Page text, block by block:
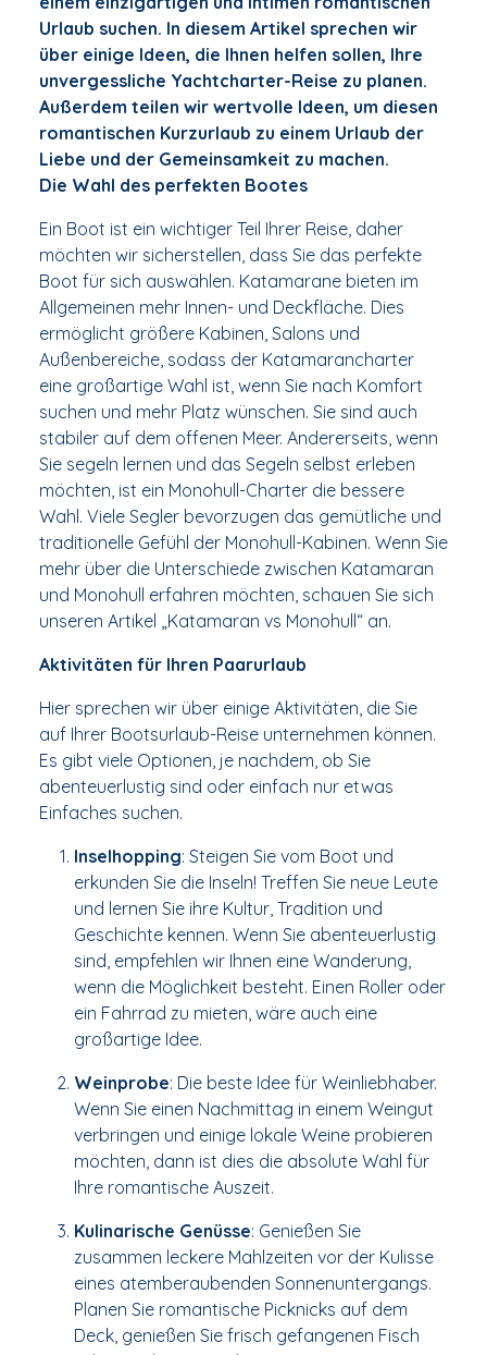
Urlaub suchen. In diesem Artikel sprechen wir
über einige Ideen, die Ihnen helfen sollen, Ihre
unvergessliche Yachtcharter-Reise zu planen.
Außerdem teilen wir wertvolle Ideen, um diesen
romantischen Kurzurlaub zu einem Urlaub der
Liebe und der Gemeinsamkeit zu machen.
Die Wahl des perfekten Bootes
Ein Boot ist ein wichtiger Teil Ihrer Reise, daher
möchten wir sicherstellen, dass Sie das perfekte
Boot für sich auswählen. Katamarane bieten im
Allgemeinen mehr Innen- und Deckfläche. Dies
ermöglicht größere Kabinen, Salons und
Außenbereiche, sodass der Katamarancharter
eine großartige Wahl ist, wenn Sie nach Komfort
suchen und mehr Platz wünschen. Sie sind auch
stabiler auf dem offenen Meer. Andererseits, wenn
Sie segeln lernen und das Segeln selbst erleben
möchten, ist ein Monohull-Charter die bessere
Wahl. Viele Segler bevorzugen das gemütliche und
traditionelle Gefühl der Monohull-Kabinen. Wenn Sie
mehr über die Unterschiede zwischen Katamaran
und Monohull erfahren möchten, schauen Sie sich
unseren Artikel „Katamaran vs Monohull“ an.
Aktivitäten für Ihren Paarurlaub
Hier sprechen wir über einige Aktivitäten, die Sie
auf Ihrer Bootsurlaub-Reise unternehmen können.
Es gibt viele Optionen, je nachdem, ob Sie
abenteuerlustig sind oder einfach nur etwas
Einfaches suchen.
Inselhopping: Steigen Sie vom Boot und
erkunden Sie die Inseln! Treffen Sie neue Leute
und lernen Sie ihre Kultur, Tradition und
Geschichte kennen. Wenn Sie abenteuerlustig
sind, empfehlen wir Ihnen eine Wanderung,
wenn die Möglichkeit besteht. Einen Roller oder
ein Fahrrad zu mieten, wäre auch eine
großartige Idee.
Weinprobe: Die beste Idee für Weinliebhaber.
Wenn Sie einen Nachmittag in einem Weingut
verbringen und einige lokale Weine probieren
möchten, dann ist dies die absolute Wahl für
Ihre romantische Auszeit.
Kulinarische Genüsse: Genießen Sie
zusammen leckere Mahlzeiten vor der Kulisse
eines atemberaubenden Sonnenuntergangs.
Planen Sie romantische Picknicks auf dem
Deck, genießen Sie frisch gefangenen Fisch